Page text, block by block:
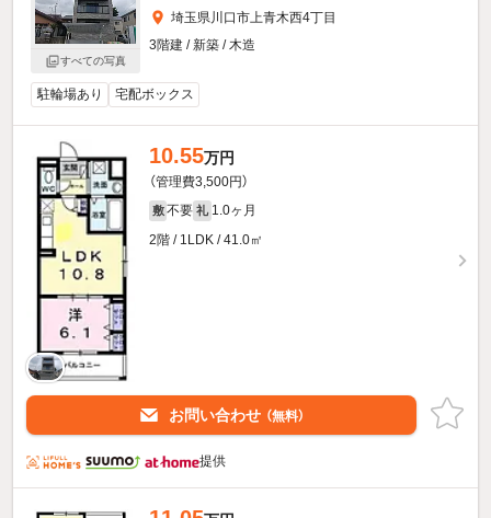
すべての写真
埼玉県川口市上青木西4丁目
3階建 / 新築 / 木造
駐輪場あり 宅配ボックス
10.55万円
（管理費3,500円）
敷 不要 礼 1.0ヶ月
2階 / 1LDK / 41.0㎡
お問い合わせ （無料）
提供